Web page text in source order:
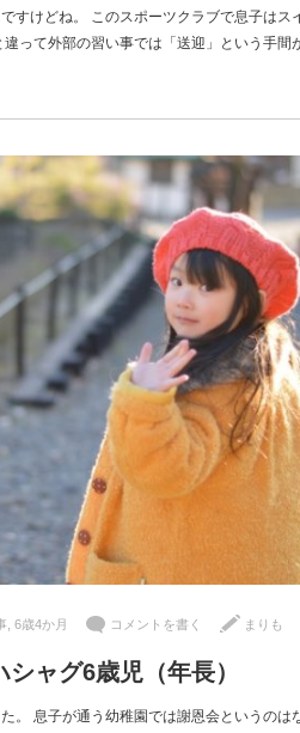
すけどね。 このスポーツクラブで息子はス
って外部の習い事では「送迎」という手間
6歳4か月 コメントを書く まりも
ャグ6歳児（年長）
。 息子が通う幼稚園では謝恩会というのは